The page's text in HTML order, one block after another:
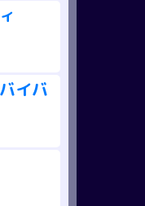
イバ